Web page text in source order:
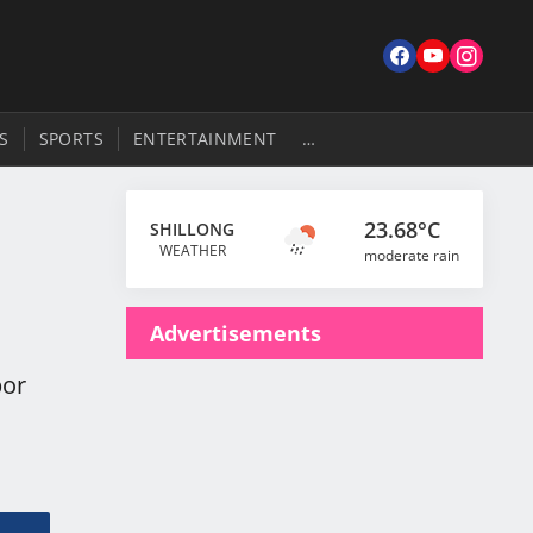
…
SPORTS ENTERTAINMENT
SHILLONG
WEATHER
23.68°C
moderate rain
Advertisements